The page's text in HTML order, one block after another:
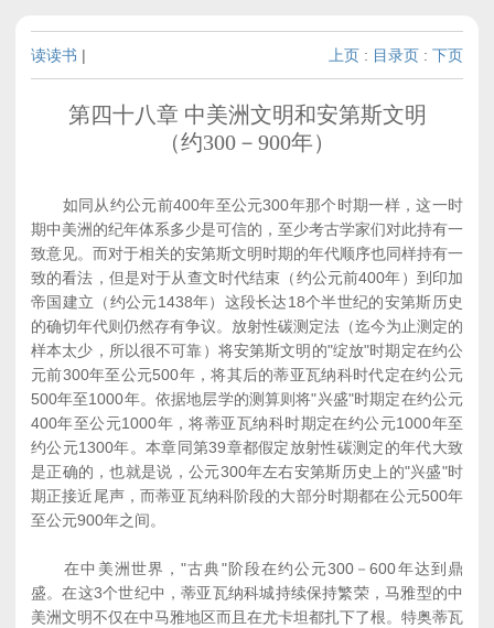
读读书 | 上页 : 目录页 : 下页
第四十八章 中美洲文明和安第斯文明
（约300－900年）
如同从约公元前400年至公元300年那个时期一样，这一时
期中美洲的纪年体系多少是可信的，至少考古学家们对此持有一
致意见。而对于相关的安第斯文明时期的年代顺序也同样持有一
致的看法，但是对于从查文时代结束（约公元前400年）到印加
帝国建立（约公元1438年）这段长达18个半世纪的安第斯历史
的确切年代则仍然存有争议。放射性碳测定法（迄今为止测定的
样本太少，所以很不可靠）将安第斯文明的"绽放"时期定在约公
元前300年至公元500年，将其后的蒂亚瓦纳科时代定在约公元
500年至1000年。依据地层学的测算则将"兴盛"时期定在约公元
400年至公元1000年，将蒂亚瓦纳科时期定在约公元1000年至
约公元1300年。本章同第39章都假定放射性碳测定的年代大致
是正确的，也就是说，公元300年左右安第斯历史上的"兴盛"时
期正接近尾声，而蒂亚瓦纳科阶段的大部分时期都在公元500年
至公元900年之间。
在中美洲世界，"古典"阶段在约公元300－600年达到鼎
盛。在这3个世纪中，蒂亚瓦纳科城持续保持繁荣，马雅型的中
美洲文明不仅在中马雅地区而且在尤卡坦都扎下了根。特奥蒂瓦